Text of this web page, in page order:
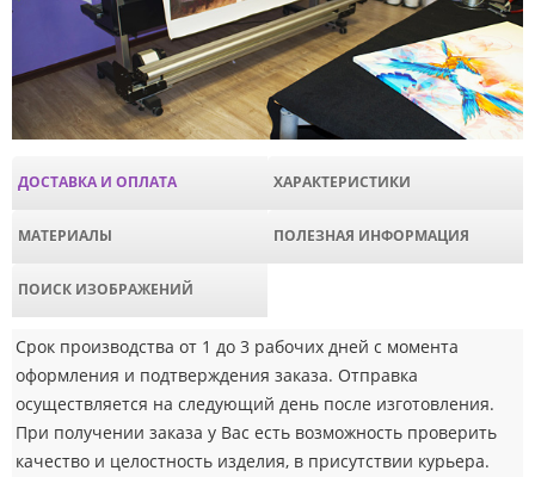
ДОСТАВКА И ОПЛАТА ХАРАКТЕРИСТИКИ
МАТЕРИАЛЫ ПОЛЕЗНАЯ ИНФОРМАЦИЯ
ПОИСК ИЗОБРАЖЕНИЙ
Срок производства от 1 до 3 рабочих дней с момента
оформления и подтверждения заказа. Отправка
осуществляется на следующий день после изготовления.
При получении заказа у Вас есть возможность проверить
качество и целостность изделия, в присутствии курьера.